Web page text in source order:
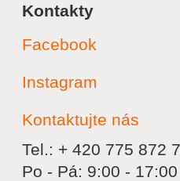
Kontakty
Facebook
Instagram
Kontaktujte nás
Tel.: + 420 775 872
Po - Pá: 9:00 - 17:00